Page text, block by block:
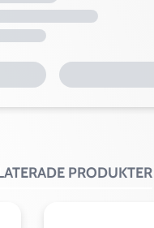
PRODUKTER